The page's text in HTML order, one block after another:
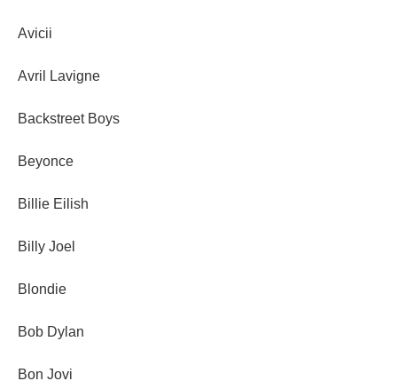
Avicii
Avril Lavigne
Backstreet Boys
Beyonce
Billie Eilish
Billy Joel
Blondie
Bob Dylan
Bon Jovi